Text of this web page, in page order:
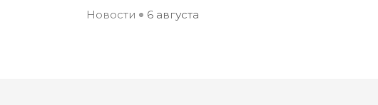
Новости
6 августа